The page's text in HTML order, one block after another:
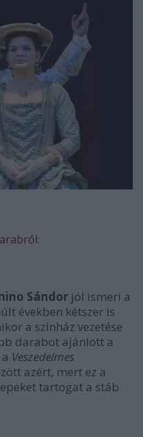
Sándor jól ismeri a
években kétszer is
a színház vezetése
darabot ajánlott a
Veszedelmes
azért, mert ez a
tartogat a stáb